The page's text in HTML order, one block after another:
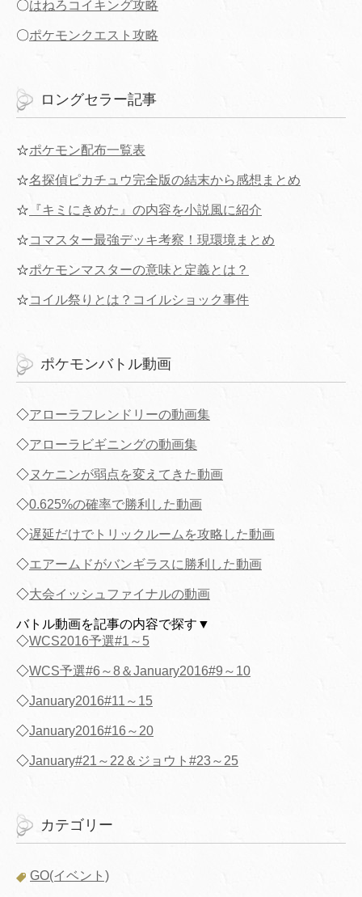
〇はねろコイキング攻略
〇ポケモンクエスト攻略
ロングセラー記事
☆ポケモン配布一覧表
☆名探偵ピカチュウ完全版の結末から感想まとめ
☆ 『キミにきめた』の内容を小説風に紹介
☆コマスター最強デッキ考察！現環境まとめ
☆ポケモンマスターの意味と定義とは？
☆コイル祭りとは？コイルショック事件
ポケモンバトル動画
◇アローラフレンドリーの動画集
◇アローラビギニングの動画集
◇ヌケニンが弱点を変えてきた動画
◇0.625%の確率で勝利した動画
◇遅延だけでトリックルームを攻略した動画
◇エアームドがバンギラスに勝利した動画
◇大会イッシュファイナルの動画
バトル動画を記事の内容で探す▼
◇WCS2016予選#1～5
◇WCS予選#6～8＆January2016#9～10
◇January2016#11～15
◇January2016#16～20
◇January#21～22＆ジョウト#23～25
カテゴリー
GO(イベント)